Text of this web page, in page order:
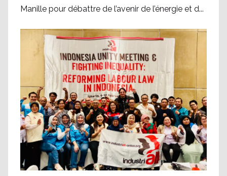
Manille pour débattre de l’avenir de l’énergie et d...